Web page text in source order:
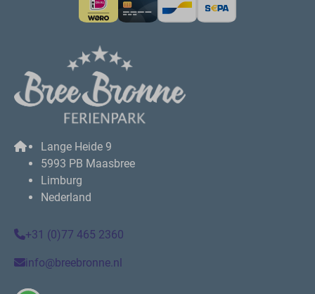
Lange Heide 9
5993 PB Maasbree
Limburg
Nederland
+31 (0)77 465 2360
info@breebronne.nl